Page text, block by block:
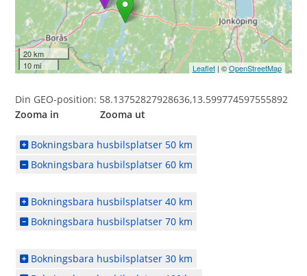
20 km
10 mi
Leaflet| ©OpenStreetMap
Din GEO-position: 58.13752827928636,13.599774597555892
Zooma in Zooma ut
Bokningsbara husbilsplatser 50 km
Bokningsbara husbilsplatser 60 km
Bokningsbara husbilsplatser 40 km
Bokningsbara husbilsplatser 70 km
Bokningsbara husbilsplatser 30 km